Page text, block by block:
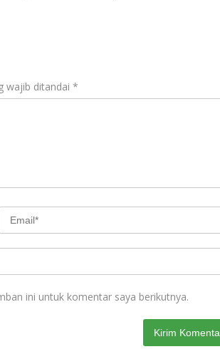
wajib ditandai *
ini untuk komentar saya berikutnya.